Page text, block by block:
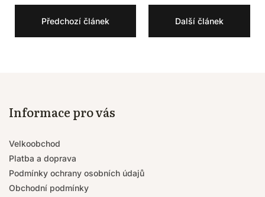
Předchozí článek Další článek
Informace pro vás
Velkoobchod
Platba a doprava
Podmínky ochrany osobních údajů
Obchodní podmínky